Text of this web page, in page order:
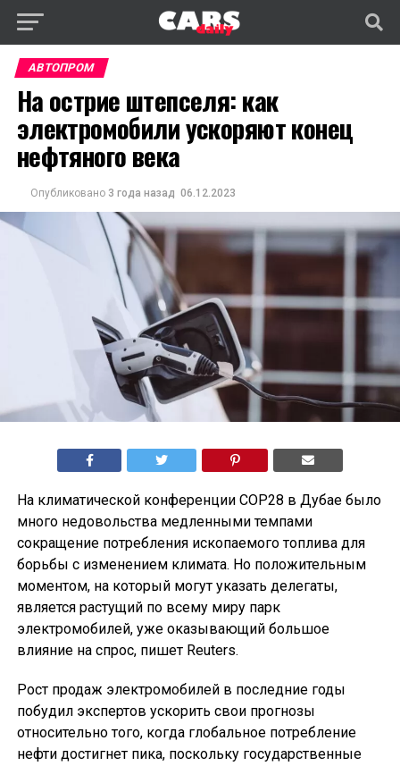
АВТОПРОМ
На острие штепселя: как
электромобили ускоряют конец
нефтяного века
Опубликовано 3 года назад 06.12.2023
На климатической конференции COP28 в Дубае было
много недовольства медленными темпами
сокращение потребления ископаемого топлива для
борьбы с изменением климата. Но положительным
моментом, на который могут указать делегаты,
является растущий по всему миру парк
электромобилей, уже оказывающий большое
влияние на спрос, пишет Reuters.
Рост продаж электромобилей в последние годы
побудил экспертов ускорить свои прогнозы
относительно того, когда глобальное потребление
нефти достигнет пика, поскольку государственные